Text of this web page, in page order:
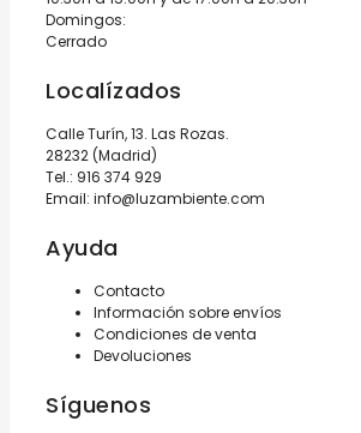
Domingos:
Cerrado
Localízados
Calle Turín, 13. Las Rozas.
28232 (Madrid)
Tel.: 916 374 929
Email: info@luzambiente.com
Ayuda
Contacto
Información sobre envíos
Condiciones de venta
Devoluciones
Síguenos